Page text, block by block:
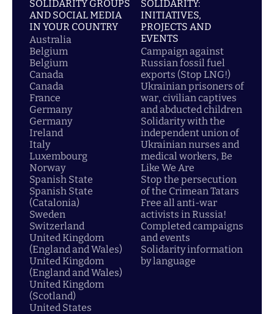
SOLIDARITY GROUPS
AND SOCIAL MEDIA
IN YOUR COUNTRY
Australia
Belgium
Belgium
Canada
Canada
France
Germany
Germany
Ireland
Italy
Luxembourg
Norway
Spanish State
Spanish State
(Catalonia)
Sweden
Switzerland
United Kingdom
(England and Wales)
United Kingdom
(England and Wales)
United Kingdom
(Scotland)
United States
SOLIDARITY:
INITIATIVES,
PROJECTS AND
EVENTS
Campaign against
Russian fossil fuel
exports (Stop LNG!)
Ukrainian prisoners of
war, civilian captives
and abducted children
Solidarity with the
independent union of
Ukrainian nurses and
medical workers, Be
Like We Are
Stop the persecution
of the Crimean Tatars
Free all anti-war
activists in Russia!
Completed campaigns
and events
Solidarity information
by language